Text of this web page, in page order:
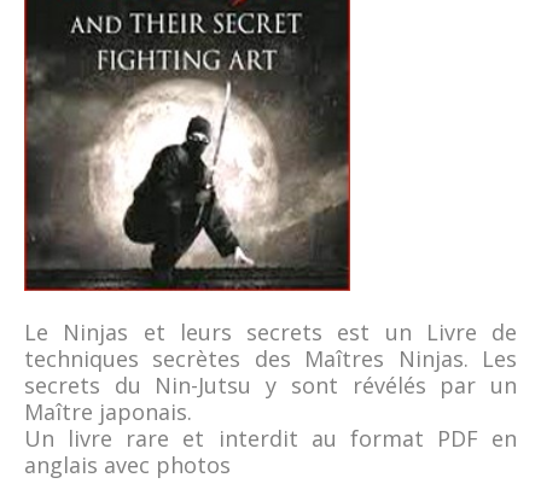
Le Ninjas et leurs secrets est un Livre de
techniques secrètes des Maîtres Ninjas. Les
secrets du Nin-Jutsu y sont révélés par un
Maître japonais.
Un livre rare et interdit au format PDF en
anglais avec photos